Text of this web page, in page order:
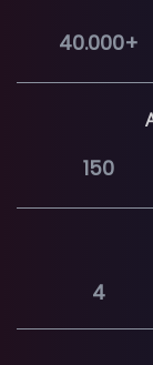
40.000+
150
4